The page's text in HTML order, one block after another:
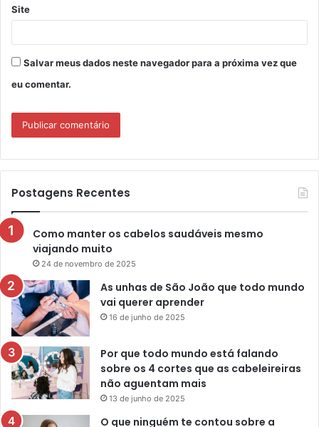
Site
Salvar meus dados neste navegador para a próxima vez que
eu comentar.
Postagens Recentes
Como manter os cabelos saudáveis mesmo
viajando muito
24 de novembro de 2025
As unhas de São João que todo mundo
vai querer aprender
16 de junho de 2025
Por que todo mundo está falando
sobre os 4 cortes que as cabeleireiras
não aguentam mais
13 de junho de 2025
O que ninguém te contou sobre a